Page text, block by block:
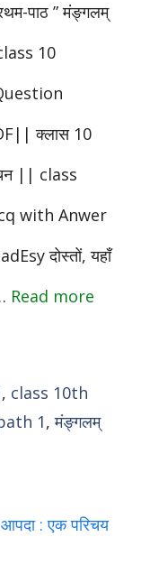
पाठ ” मंङ्गलम्
10
क्लास 10
|| class
with Anwer
दोस्तों, यहाँ
Read more
, class 10th
1,मंङ्गलम्
: एक परिचय